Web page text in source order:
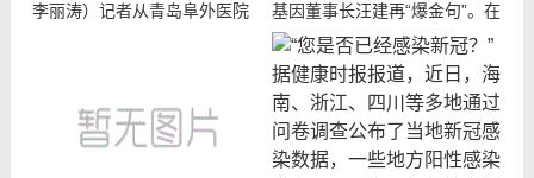
李丽涛）记者从青岛阜外医院
品、药品、化妆品、饮用水生
产经营的
基因董事长汪建再“爆金句”。在
5月28日的贵阳数博会论坛上，
汪建要求员工活到100岁、不能
有出生缺陷、不能患心脑血管
疾病等，网友调侃，“高新技术